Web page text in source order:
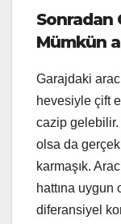
Sonradan
Mümkün
Garajdaki
hevesiyle çift
cazip
olsa da
karmaşık.
hattına uygun
diferansiyel